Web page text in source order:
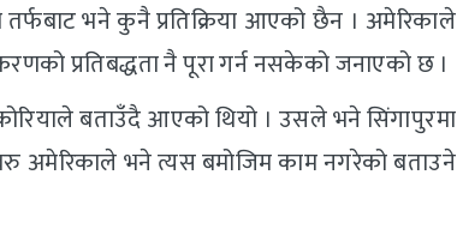
तर्फबाट भने कुनै प्रतिक्रिया आएको छैन । अमेरिकाले
प्रतिबद्धता नै पूरा गर्न नसकेको जनाएको छ ।
बताउँदै आएको थियो । उसले भने सिंगापुरमा
अमेरिकाले भने त्यस बमोजिम काम नगरेको बताउने